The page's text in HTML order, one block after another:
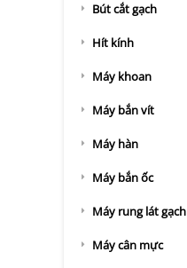
Bút cắt gạch
Hít kính
Máy khoan
Máy bắn vít
Máy hàn
Máy bắn ốc
Máy rung lát gạch
Máy cân mực